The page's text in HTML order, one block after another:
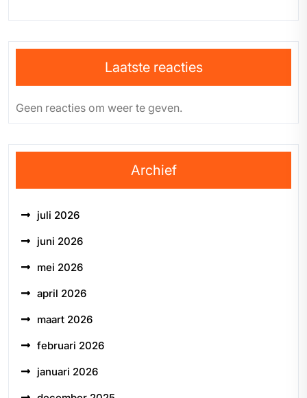
Laatste reacties
Geen reacties om weer te geven.
Archief
juli 2026
juni 2026
mei 2026
april 2026
maart 2026
februari 2026
januari 2026